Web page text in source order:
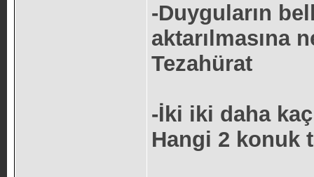
-Duyguların
aktarılmasına
Tezahürat
-İki iki daha
Hangi 2 konuk